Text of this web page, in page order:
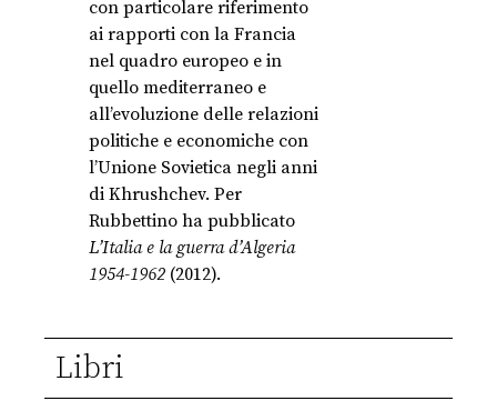
con particolare riferimento
ai rapporti con la Francia
nel quadro europeo e in
quello mediterraneo e
all’evoluzione delle relazioni
politiche e economiche con
l’Unione Sovietica negli anni
di Khrushchev. Per
Rubbettino ha pubblicato
L’Italia e la guerra d’Algeria
1954-1962 (2012).
Libri